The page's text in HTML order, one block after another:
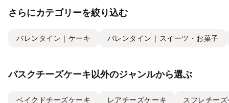
さらにカテゴリーを絞り込む
バレンタイン｜ケーキ バレンタイン｜スイーツ・お菓子
バスクチーズケーキ以外のジャンルから選ぶ
ベイクドチーズケーキ レアチーズケーキ スフレチー